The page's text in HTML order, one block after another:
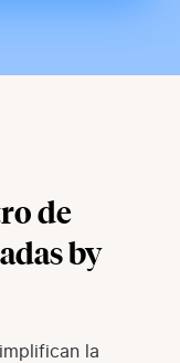
de
by
la